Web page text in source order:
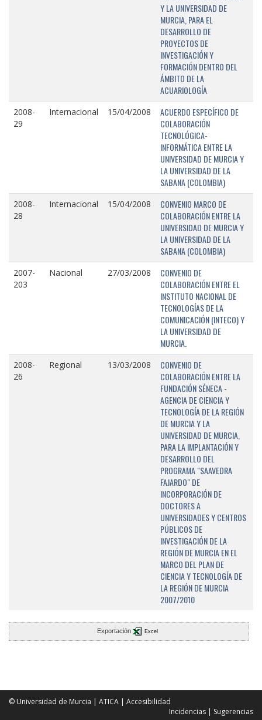
Y LA UNIVERSIDAD DE
MURCIA, PARA EL
DESARROLLO DE
PROYECTOS DE
INVESTIGACIÓN Y
FORMACIÓN DENTRO DEL
ÁMBITO DE LA
ACUARIOLOGÍA
2008-
29
Internacional 15/04/2008
ACUERDO ESPECÍFICO DE
COLABORACIÓN
TECNOLÓGICA-
INFORMÁTICA ENTRE LA
UNIVERSIDAD DE MURCIA Y
LA UNIVERSIDAD DE LA
SABANA (COLOMBIA)
2008-
28
Internacional 15/04/2008
CONVENIO MARCO DE
COLABORACIÓN ENTRE LA
UNIVERSIDAD DE MURCIA Y
LA UNIVERSIDAD DE LA
SABANA (COLOMBIA)
2007-
203
Nacional 27/03/2008
CONVENIO DE
COLABORACIÓN ENTRE EL
INSTITUTO NACIONAL DE
TECNOLOGÍAS DE LA
COMUNICACIÓN (INTECO) Y
LA UNIVERSIDAD DE
MURCIA.
2008-
26
Regional 13/03/2008
CONVENIO DE
COLABORACIÓN ENTRE LA
FUNDACIÓN SÉNECA -
AGENCIA DE CIENCIA Y
TECNOLOGÍA DE LA REGIÓN
DE MURCIA Y LA
UNIVERSIDAD DE MURCIA,
PARA LA IMPLANTACIÓN Y
DESARROLLO DEL
PROGRAMA "SAAVEDRA
FAJARDO" DE
INCORPORACIÓN DE
DOCTORES A
UNIVERSIDADES Y CENTROS
PÚBLICOS DE
INVESTIGACIÓN DE LA
REGIÓN DE MURCIA EN EL
MARCO DEL PLAN DE
CIENCIA Y TECNOLOGÍA DE
LA REGIÓN DE MURCIA
2007/2010
Exportación Excel
© Universidad de Murcia | ATICA | Accesibilidad
Incidencias | Sugerencias